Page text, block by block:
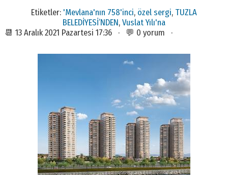
Etiketler: 'Mevlana'nın 758'inci, özel sergi, TUZLA
BELEDİYESİ’NDEN, Vuslat Yılı'na
📆 13 Aralık 2021 Pazartesi 17:36 · 💬 0 yorum ·